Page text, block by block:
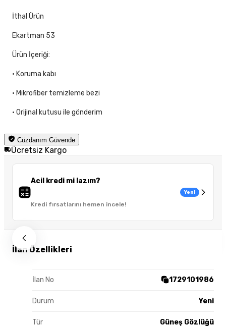
Cüzdanım Güvende
Ücretsiz Kargo
Acil kredi mi lazım?
Kredi fırsatlarını hemen incele!
Yeni
İlan Özellikleri
İlan No 1729101986
Durum Yeni
Tür Güneş Gözlüğü
İthal Ürün
Ekartman 53
Ürün İçeriği:
• Koruma kabı
• Mikrofiber temizleme bezi
• Orijinal kutusu ile gönderim